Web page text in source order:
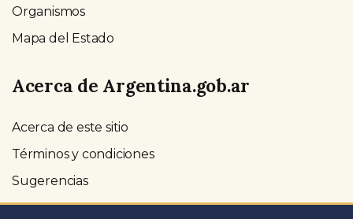
Organismos
Mapa del Estado
Acerca de Argentina.gob.ar
Acerca de este sitio
Términos y condiciones
Sugerencias